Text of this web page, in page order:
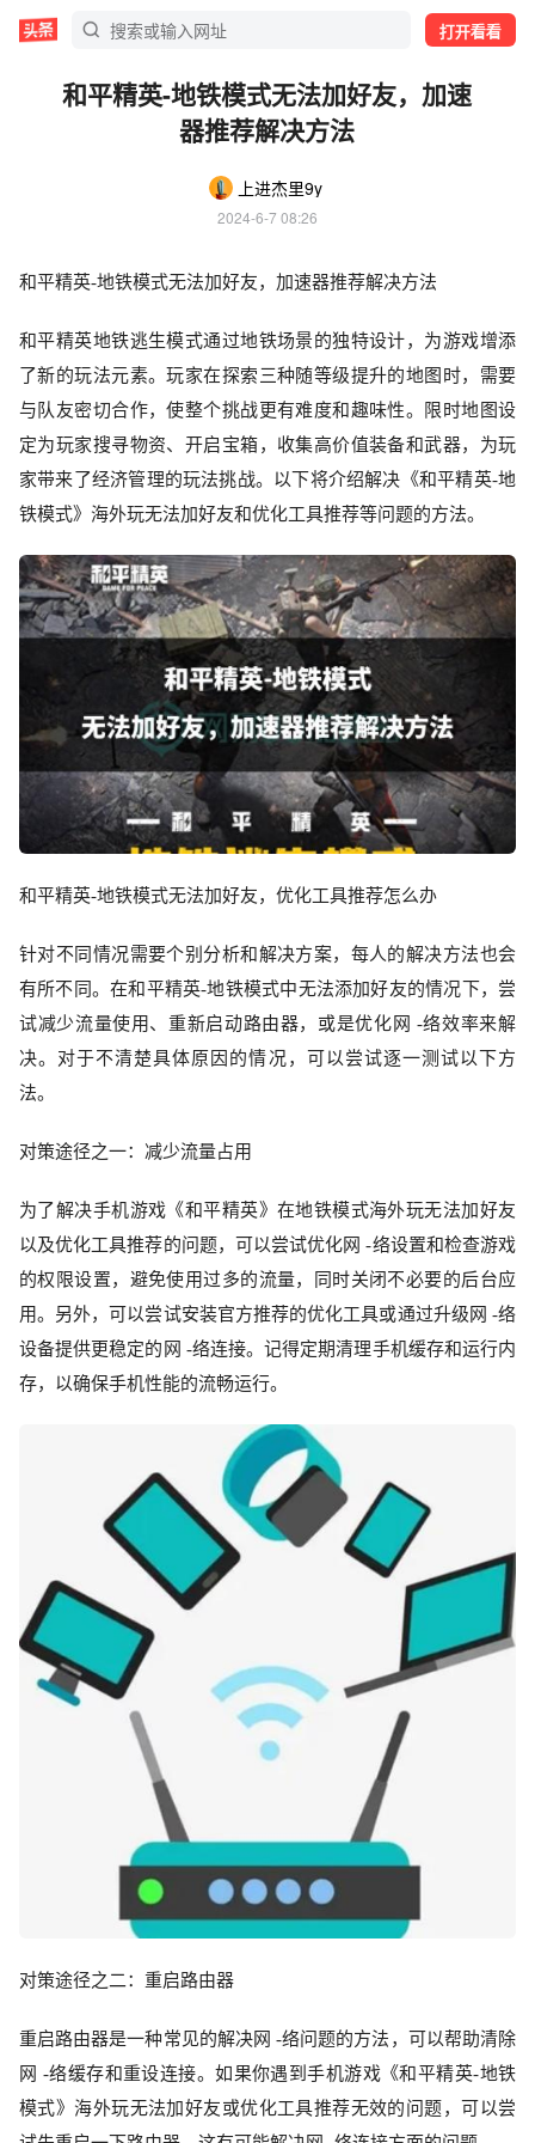
打开看看
和平精英-地铁模式无法加好友，加速
器推荐解决方法
上进杰里9y
2024-6-7 08:26
和平精英-地铁模式无法加好友，加速器推荐解决方法
和平精英地铁逃生模式通过地铁场景的独特设计，为游戏增添
了新的玩法元素。玩家在探索三种随等级提升的地图时，需要
与队友密切合作，使整个挑战更有难度和趣味性。限时地图设
定为玩家搜寻物资、开启宝箱，收集高价值装备和武器，为玩
家带来了经济管理的玩法挑战。以下将介绍解决《和平精英-地
铁模式》 海外玩无法加好友和优化工具推荐等问题的方法。
和平精英-地铁模式无法加好友，优化工具推荐怎么办
针对不同情况需要个别分析和解决方案，每人的解决方法也会
有所不同。在和平精英-地铁模式中无法添加好友的情况下，尝
试减少流量使用、重新启动路由器，或是优化网 -络效率来解
决。对于不清楚具体原因的情况，可以尝试逐一测试以下方
法。
对策途径之一：减少流量占用
为了解决手机游戏《和平精英》在地铁模式海外玩无法加好友
以及优化工具推荐的问题，可以尝试优化网 -络设置和检查游戏
的权限设置，避免使用过多的流量，同时关闭不必要的后台应
用。另外，可以尝试安装官方推荐的优化工具或通过升级网 -络
设备提供更稳定的网 -络连接。记得定期清理手机缓存和运行内
存，以确保手机性能的流畅运行。
对策途径之二：重启路由器
重启路由器是一种常见的解决网 -络问题的方法，可以帮助清除
网 -络缓存和重设连接。如果你遇到手机游戏《和平精英-地铁
模式》 海外玩无法加好友或优化工具推荐无效的问题，可以尝